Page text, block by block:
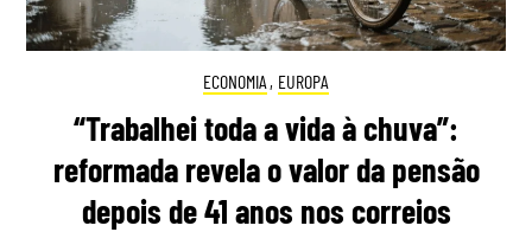
ECONOMIA , EUROPA
“Trabalhei toda a vida à chuva”:
reformada revela o valor da pensão
depois de 41 anos nos correios